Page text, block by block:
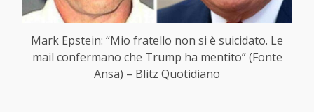
Mark Epstein: “Mio fratello non si è suicidato. Le
mail confermano che Trump ha mentito” (Fonte
Ansa) – Blitz Quotidiano